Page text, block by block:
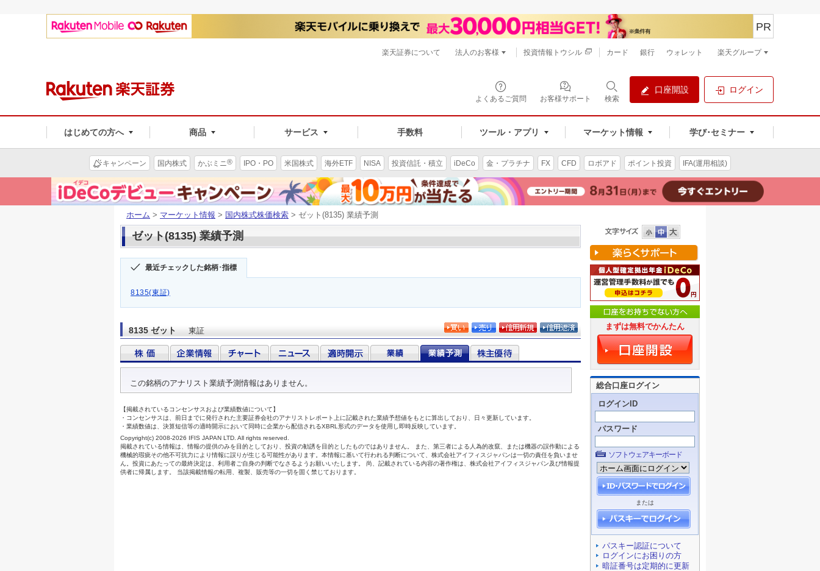
よくあるご質問 お客様サポート 検索
口座開設 ログイン
はじめての方へ 商品 サービス 手数料 ツール・アプリ マーケット情報 学び･セミナー
PR
楽天証券について 法人のお客様 投資情報トウシル カード 銀行 ウォレット 楽天グループ
キャンペーン 国内株式 かぶミニ® IPO・PO 米国株式 海外ETF NISA 投資信託・積立 iDeCo 金・プラチナ FX CFD ロボアド ポイント投資 IFA(運用相談)
ホーム > マーケット情報 > 国内株式株価検索 > ゼット(8135) 業績予測
ゼット(8135) 業績予測
最近チェックした銘柄･指標
8135(東証)
8135 ゼット 東証 まずは無料でかんたん
総合口座ログイン
ログインID
パスワード
ソフトウェアキーボード
または
パスキー認証について
ログインにお困りの方
暗証番号は定期的に更新